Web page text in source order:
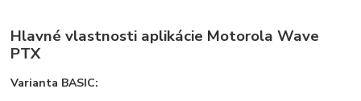
Hlavné vlastnosti aplikácie Motorola Wave
PTX
Varianta BASIC: